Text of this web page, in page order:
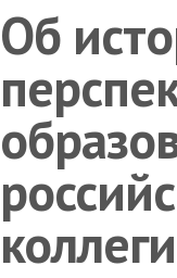
Об